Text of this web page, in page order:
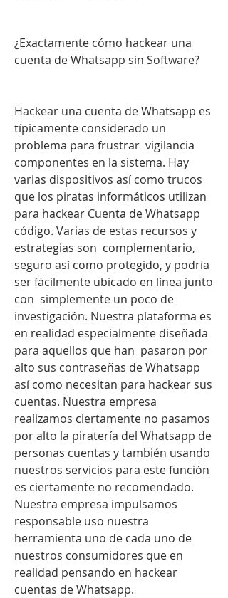
¿Exactamente cómo hackear una
cuenta de Whatsapp sin Software?
Hackear una cuenta de Whatsapp es
típicamente considerado un
problema para frustrar  vigilancia
componentes en la sistema. Hay
varias dispositivos así como trucos
que los piratas informáticos utilizan
para hackear Cuenta de Whatsapp
código. Varias de estas recursos y
estrategias son  complementario,
seguro así como protegido, y podría
ser fácilmente ubicado en línea junto
con  simplemente un poco de
investigación. Nuestra plataforma es
en realidad especialmente diseñada
para aquellos que han  pasaron por
alto sus contraseñas de Whatsapp
así como necesitan para hackear sus
cuentas. Nuestra empresa
realizamos ciertamente no pasamos
por alto la piratería del Whatsapp de
personas cuentas y también usando
nuestros servicios para este función
es ciertamente no recomendado.
Nuestra empresa impulsamos
responsable uso nuestra
herramienta uno de cada uno de
nuestros consumidores que en
realidad pensando en hackear
cuentas de Whatsapp.